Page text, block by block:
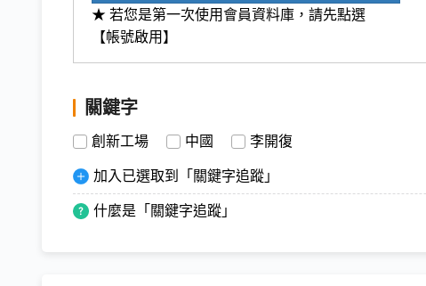
★ 若您是第一次使用會員資料庫，請先點選
【帳號啟用】
關鍵字
創新工場 中國 李開復
加入已選取到「關鍵字追蹤」
什麼是「關鍵字追蹤」